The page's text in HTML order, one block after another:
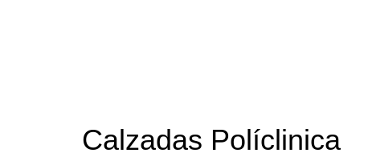
Calzadas Políclinica